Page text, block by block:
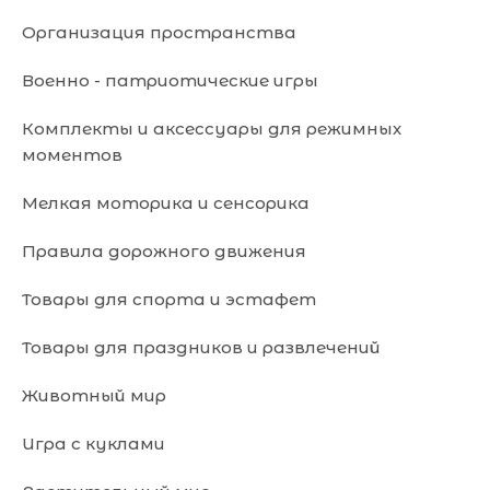
Организация пространства
Военно - патриотические игры
Комплекты и аксессуары для режимных
моментов
Мелкая моторика и сенсорика
Правила дорожного движения
Товары для спорта и эстафет
Товары для праздников и развлечений
Животный мир
Игра с куклами